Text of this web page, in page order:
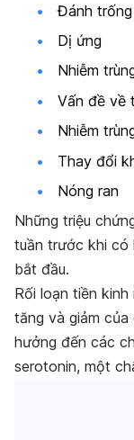
Đánh
Dị ứng
Nhiễm
Vấn đề về
Nhiễm
Thay đổi
Nóng ran
Những triệu
tuần trước khi có
bắt đầu.
Rối loạn tiền
tăng và giảm của
hưởng đến các
serotonin, một